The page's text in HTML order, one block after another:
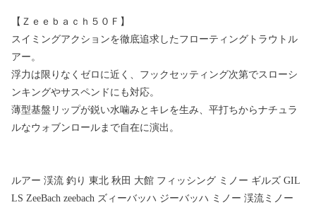
【Ｚｅｅｂａｃｈ５０Ｆ】
スイミングアクションを徹底追求したフローティングトラウトル
アー。
浮力は限りなくゼロに近く、フックセッティング次第でスローシ
ンキングやサスペンドにも対応。
薄型基盤リップが鋭い水噛みとキレを生み、平打ちからナチュラ
ルなウォブンロールまで自在に演出。
ルアー 渓流 釣り 東北 秋田 大館 フィッシング ミノー ギルズ GIL
LS ZeeBach zeebach ズィーバッハ ジーバッハ ミノー 渓流ミノー